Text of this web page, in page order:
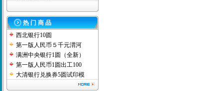
热 门 商 品
西北银行10圆
第一版人民币５千元渭河
满洲中央银行1圆（全新）
第一版人民币1圆出工100
大清银行兑换券5圆试印模